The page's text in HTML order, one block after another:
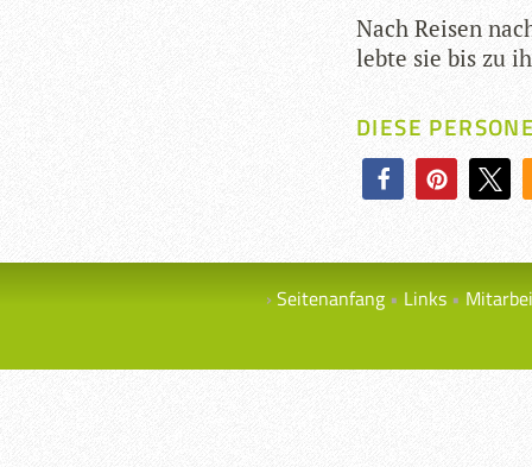
Nach Rei­sen
lebte sie bis zu
DIESE
Seitenanfang Links